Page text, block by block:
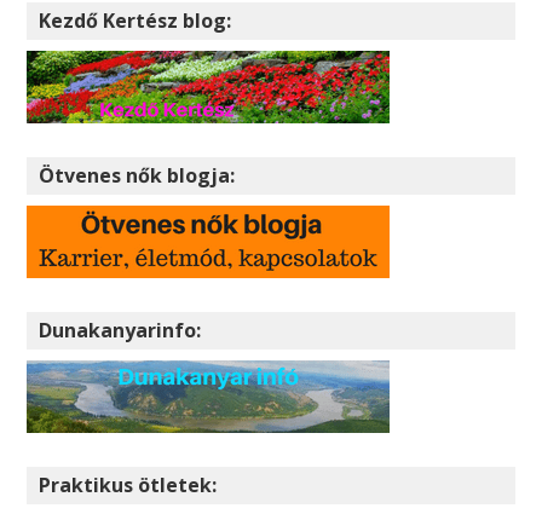
Kezdő Kertész blog:
Ötvenes nők blogja:
Dunakanyarinfo:
Praktikus ötletek: